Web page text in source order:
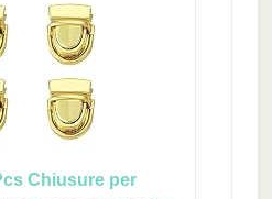
Chiusure per